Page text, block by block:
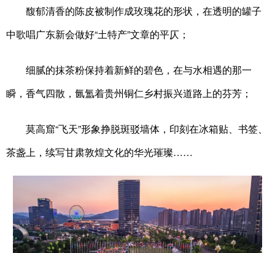
馥郁清香的陈皮被制作成玫瑰花的形状，在透明的罐子
中歌唱广东新会做好“土特产”文章的平仄；
细腻的抹茶粉保持着新鲜的碧色，在与水相遇的那一
瞬，香气四散，氤氲着贵州铜仁乡村振兴道路上的芬芳；
莫高窟“飞天”形象挣脱斑驳墙体，印刻在冰箱贴、书签、
茶盏上，续写甘肃敦煌文化的华光璀璨……